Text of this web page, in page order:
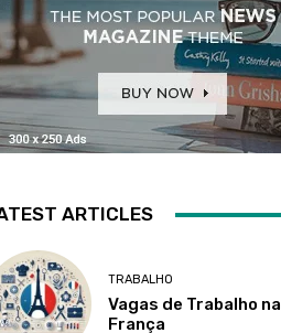
ARTICLES
TRABALHO
Vagas de Trabalho na
França